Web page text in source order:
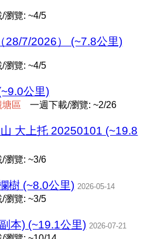
瀏覽: ~4/5
28/7/2026） (~7.8公里)
瀏覽: ~4/5
公里)
塘區 一週下載/瀏覽: ~2/26
大上托 20250101 (~19.8
瀏覽: ~3/6
樹 (~8.0公里) 2026-05-14
瀏覽: ~3/5
本) (~19.1公里) 2026-07-21